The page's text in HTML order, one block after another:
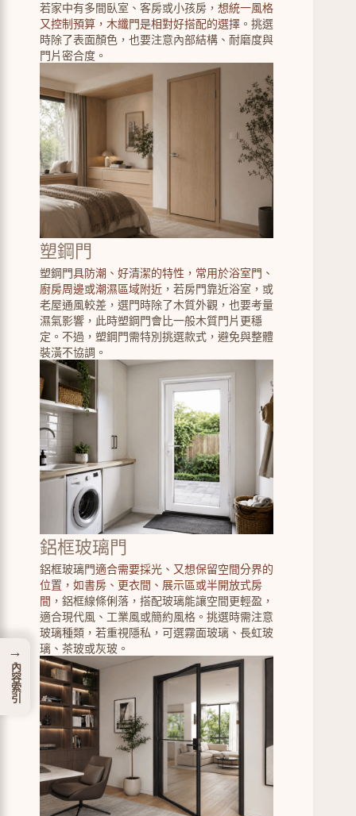
若家中有多間臥室、客房或小孩房， 想統一風格
又控制預算，木纖門是相對好搭配的選擇 。挑選
時除了表面顏色，也要注意內部結構、耐磨度與
門片密合度。
塑鋼門
塑鋼門具防潮、好清潔的特性，常用於浴室門、
廚房周邊或潮濕區域附近 ，若房門靠近浴室，或
老屋通風較差，選門時除了木質外觀，也要考量
濕氣影響，此時塑鋼門會比一般木質門片更穩
定。不過，塑鋼門需特別挑選款式，避免與整體
裝潢不協調。
鋁框玻璃門
鋁框玻璃門適合需要採光、又想保留空間分界的
位置，如書房、更衣間、展示區或半開放式房
間 ，鋁框線條俐落，搭配玻璃能讓空間更輕盈，
適合現代風、工業風或簡約風格。挑選時需注意
玻璃種類，若重視隱私，可選霧面玻璃、長虹玻
璃、茶玻或灰玻。
→
內容索引